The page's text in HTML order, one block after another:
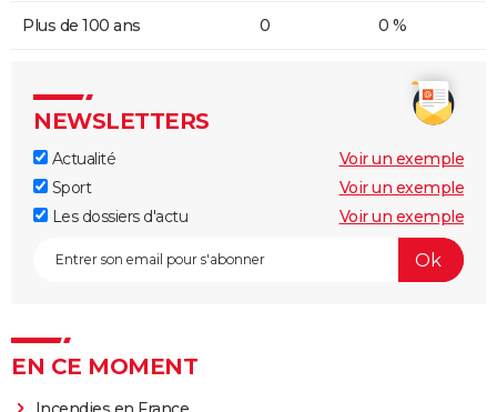
Plus de 100 ans 0 0 %
NEWSLETTERS
Actualité
Voir un exemple
Sport
Voir un exemple
Les dossiers d'actu
Voir un exemple
EN CE MOMENT